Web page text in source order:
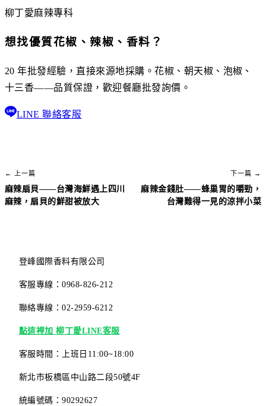
柳丁愛麻辣專科
想找優質花椒、辣椒、香料？
20 年批發經驗，直接來源地採購。花椒、朝天椒、泡椒、
十三香——品質保證，歡迎餐廳批發詢價。
LINE 聯絡客服
← 上一篇
麻辣扇貝——台灣海鮮遇上四川
麻辣，扇貝的鮮甜被放大
下一篇 →
麻辣金錢肚——蜂巢胃的嚼勁，
台灣難得一見的涼拌小菜
登峰國際香料有限公司
客服專線：0968-826-212
聯絡專線：02-2959-6212
點這裡加 柳丁愛LINE客服
客服時間：上班日11:00~18:00
新北市板橋區中山路二段50號4F
統編號碼：90292627